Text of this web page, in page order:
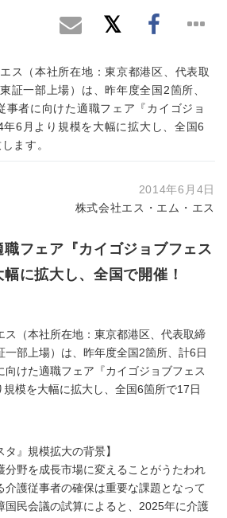
ス（本社所在地：東京都港区、代表取
証一部上場）は、昨年度全国2箇所、
事者に向けた適職フェア『カイゴジョ
6月より規模を大幅に拡大し、全国6
ます。
2014年6月4日
株式会社エス・エム・エス
フェア『カイゴジョブフェス
に拡大し、全国で開催！
ス（本社所在地：東京都港区、代表取締
一部上場）は、昨年度全国2箇所、計6日
向けた適職フェア『カイゴジョブフェス
模を大幅に拡大し、全国6箇所で17日
タ』規模拡大の背景】
分野を成長市場に変えることがうたわれ
介護従事者の確保は重要な課題となって
国民会議の試算によると、2025年に介護